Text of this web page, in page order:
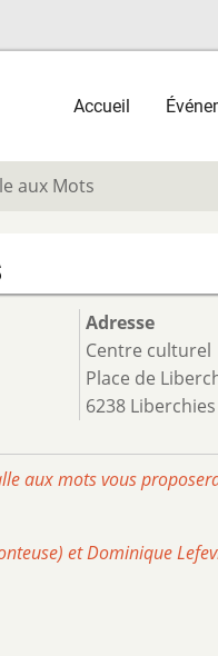
Main
Accueil
aux Mots
Adresse
Centre culturel
Place de
6238 Liberchies
aux mots vous
et Dominique